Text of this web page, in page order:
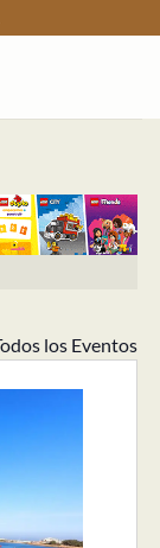
los Eventos